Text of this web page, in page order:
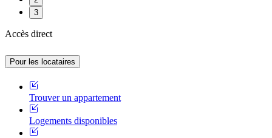
3
Accès direct
Pour les locataires
Trouver un appartement
Logements disponibles